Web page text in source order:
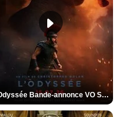
L'Odyssée Bande-annonce VO STFR